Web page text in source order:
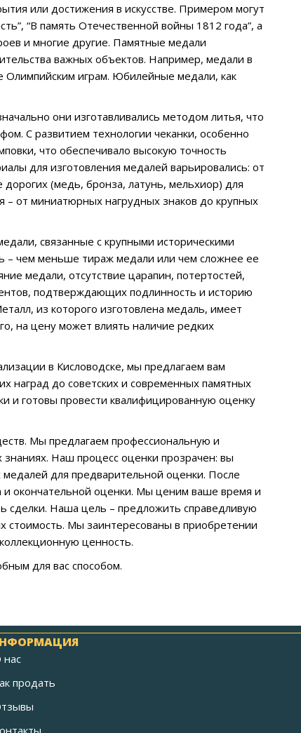
или достижения в искусстве. Примером могут
“В память Отечественной войны 1812 года”, а
и многие другие. Памятные медали
важных объектов. Например, медали в
играм. Юбилейные медали, как
они изготавливались методом литья, что
С развитием технологии чеканки, особенно
что обеспечивало высокую точность
для изготовления медалей варьировались: от
(медь, бронза, латунь, мельхиор) для
– от миниатюрных нагрудных знаков до крупных
связанные с крупными историческими
– чем меньше тираж медали или чем сложнее ее
медали, отсутствие царапин, потертостей,
подтверждающих подлинность и историю
из которого изготовлена медаль, имеет
на цену может влиять наличие редких
в Кисловодске, мы предлагаем вам
наград до советских и современных памятных
и готовы провести квалифицированную оценку
Мы предлагаем профессиональную и
Наш процесс оценки прозрачен: вы
для предварительной оценки. После
и окончательной оценки. Мы ценим ваше время и
сделки. Наша цель – предложить справедливую
Мы заинтересованы в приобретении
ценность.
для вас способом.
нас
продать